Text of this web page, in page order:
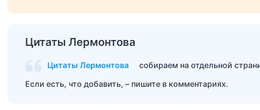
Цитаты Лермонтова
Цитаты Лермонтова
собираем на отдельной
Если есть, что добавить, – пишите в комментариях.